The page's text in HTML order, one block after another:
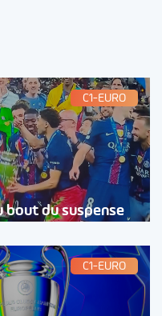
C1-EURO
bout du suspense
C1-EURO